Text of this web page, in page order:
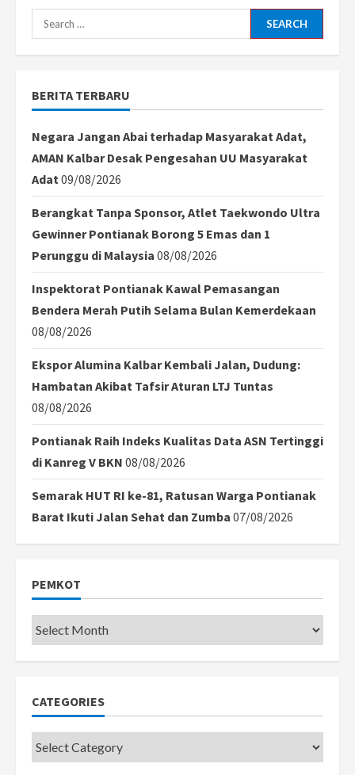
Search
for:
BERITA TERBARU
Negara Jangan Abai terhadap Masyarakat Adat,
AMAN Kalbar Desak Pengesahan UU Masyarakat
Adat 09/08/2026
Berangkat Tanpa Sponsor, Atlet Taekwondo Ultra
Gewinner Pontianak Borong 5 Emas dan 1
Perunggu di Malaysia 08/08/2026
Inspektorat Pontianak Kawal Pemasangan
Bendera Merah Putih Selama Bulan Kemerdekaan
08/08/2026
Ekspor Alumina Kalbar Kembali Jalan, Dudung:
Hambatan Akibat Tafsir Aturan LTJ Tuntas
08/08/2026
Pontianak Raih Indeks Kualitas Data ASN Tertinggi
di Kanreg V BKN 08/08/2026
Semarak HUT RI ke-81, Ratusan Warga Pontianak
Barat Ikuti Jalan Sehat dan Zumba 07/08/2026
PEMKOT
Pemkot
CATEGORIES
Categories